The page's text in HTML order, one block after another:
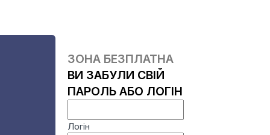
ЗОНА БЕЗПЛАТНА
ВИ ЗАБУЛИ СВІЙ
ПАРОЛЬ АБО ЛОГІН
Логін